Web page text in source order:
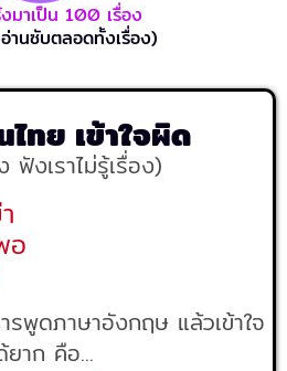
มาเป็น 100 เรื่อง
นซับตลอดทั้งเรื่อง)
ทย เข้าใจผิด
ฟังเราไม่รู้เรื่อง)
อ
พูดภาษาอังกฤษ แล้วเข้าใจ
ยาก คือ...